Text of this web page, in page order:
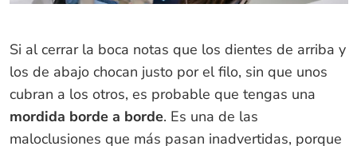
Si al cerrar la boca notas que los dientes de arriba y
los de abajo chocan justo por el filo, sin que unos
cubran a los otros, es probable que tengas una
mordida borde a borde. Es una de las
maloclusiones que más pasan inadvertidas, porque